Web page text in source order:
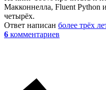
Макконнелла, Fluent Python
четырёх.
Ответ написан более трёх
6 комментариев